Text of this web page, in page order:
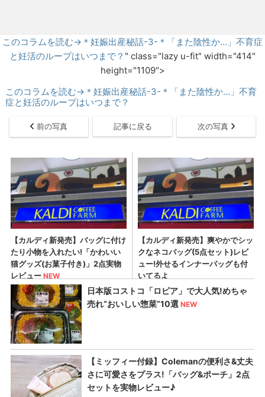
このコラムを読む→＊妊娠出産秘話-3-＊「また陰性か…」不育症
と妊活のループはいつまで？ " class="lazy u-fit" width="414"
height="1109">
このコラムを読む→＊妊娠出産秘話-3-＊「また陰性か…」不育
症と妊活のループはいつまで？
前の写真 記事に戻る 次の写真